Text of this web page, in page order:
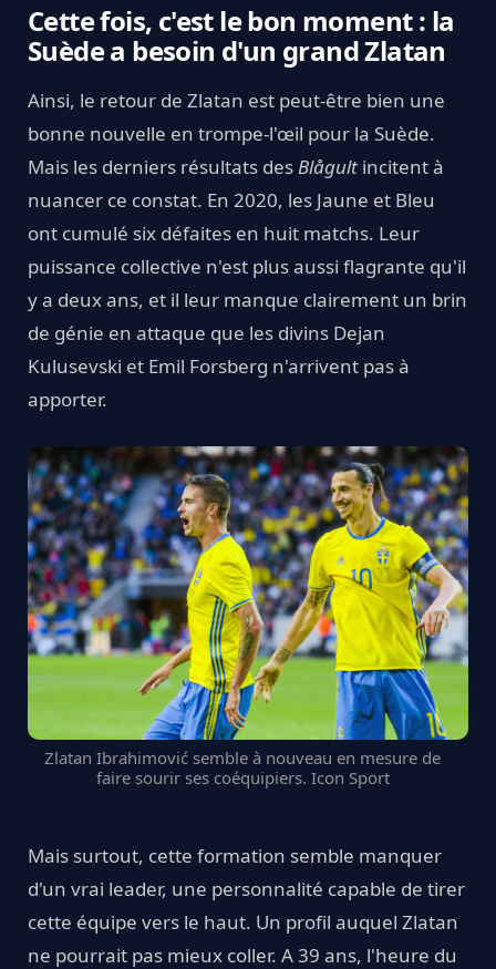
Cette fois, c'est le bon moment : la
Suède a besoin d'un grand Zlatan
Ainsi, le retour de Zlatan est peut-être bien une
bonne nouvelle en trompe-l'œil pour la Suède.
Mais les derniers résultats desBlågult incitent à
nuancer ce constat. En 2020, les Jaune et Bleu
ont cumulé six défaites en huit matchs. Leur
puissance collective n'est plus aussi flagrante qu'il
y a deux ans, et il leur manque clairement un brin
de génie en attaque que les divins Dejan
Kulusevski et Emil Forsberg n'arrivent pas à
apporter.
Zlatan Ibrahimović semble à nouveau en mesure de
faire sourir ses coéquipiers. Icon Sport
Mais surtout, cette formation semble manquer
d'un vrai leader, une personnalité capable de tirer
cette équipe vers le haut. Un profil auquel Zlatan
ne pourrait pas mieux coller. A 39 ans, l'heure du